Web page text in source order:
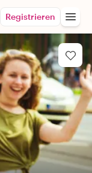
Registrieren